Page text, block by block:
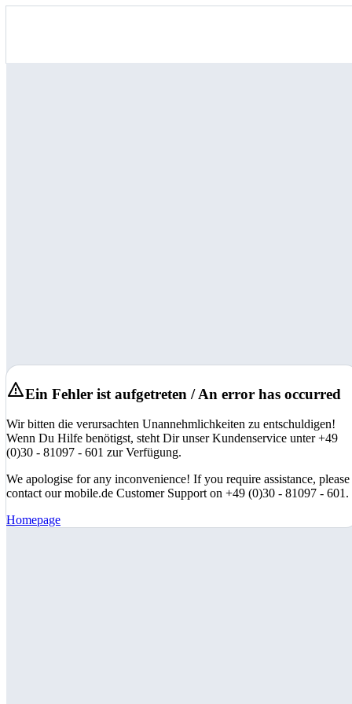
Ein Fehler ist aufgetreten / An error has occurred
Wir bitten die verursachten Unannehmlichkeiten zu entschuldigen!
Wenn Du Hilfe benötigst, steht Dir unser Kundenservice unter +49
(0)30 - 81097 - 601 zur Verfügung.
We apologise for any inconvenience! If you require assistance, please
contact our mobile.de Customer Support on +49 (0)30 - 81097 - 601.
Homepage